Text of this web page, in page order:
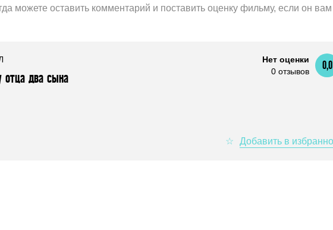
можете оставить комментарий и поставить оценку фильму, если он вам
два сына
Нет оценки
0 отзывов
0,0